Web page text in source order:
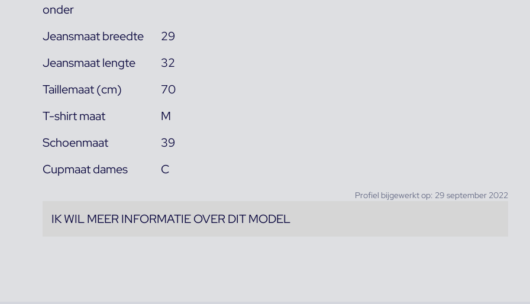
onder
Jeansmaat breedte
29
Jeansmaat lengte
32
Taillemaat (cm)
70
T-shirt maat
M
Schoenmaat
39
Cupmaat dames
C
Profiel bijgewerkt op: 29 september 2022
IK WIL MEER INFORMATIE OVER DIT MODEL